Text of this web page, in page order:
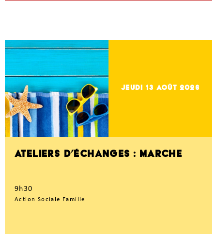
jeudi 13 Août 2026
ATELIERS D’ÉCHANGES : MARCHE
9h30
Action Sociale Famille